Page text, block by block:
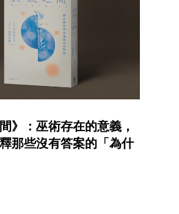
》：巫術存在的意義，
那些沒有答案的「為什